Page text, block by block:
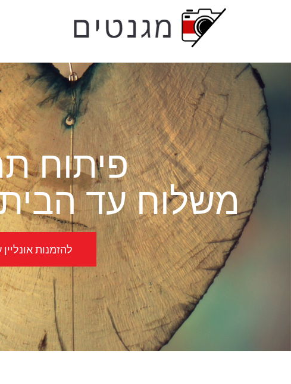
פיתוח
משלוח עד
להזמנות אונליין